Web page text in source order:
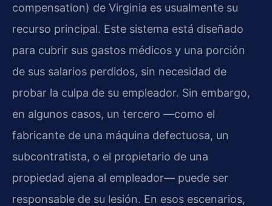
compensation) de Virginia es usualmente su
recurso principal. Este sistema está diseñado
para cubrir sus gastos médicos y una porción
de sus salarios perdidos, sin necesidad de
probar la culpa de su empleador. Sin embargo,
en algunos casos, un tercero —como el
fabricante de una máquina defectuosa, un
subcontratista, o el propietario de una
propiedad ajena al empleador— puede ser
responsable de su lesión. En esos escenarios,